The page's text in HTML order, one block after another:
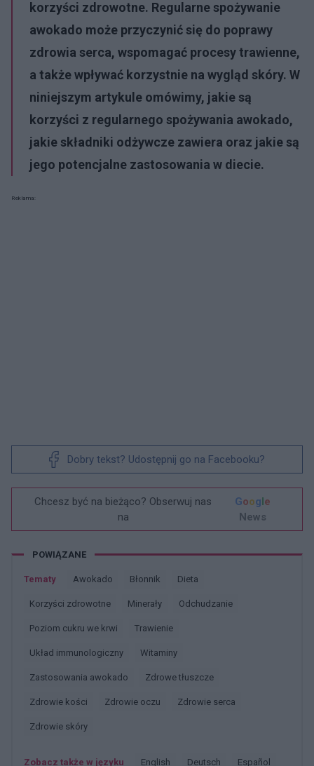
korzyści zdrowotne. Regularne spożywanie
awokado może przyczynić się do poprawy
zdrowia serca, wspomagać procesy trawienne,
a także wpływać korzystnie na wygląd skóry. W
niniejszym artykule omówimy, jakie są
korzyści z regularnego spożywania awokado,
jakie składniki odżywcze zawiera oraz jakie są
jego potencjalne zastosowania w diecie.
Reklama:
Dobry tekst? Udostępnij go na Facebooku?
Chcesz być na bieżąco? Obserwuj nas
na
Google
News
POWIĄZANE
Tematy Awokado Błonnik Dieta
Korzyści zdrowotne Minerały Odchudzanie
Poziom cukru we krwi Trawienie
Układ immunologiczny Witaminy
Zastosowania awokado Zdrowe tłuszcze
Zdrowie kości Zdrowie oczu Zdrowie serca
Zdrowie skóry
Zobacz także w języku english deutsch español